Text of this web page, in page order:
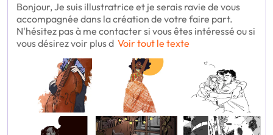
Bonjour, Je suis illustratrice et je serais ravie de vous
accompagnée dans la création de votre faire part.
N'hésitez pas à me contacter si vous êtes intéressé ou si
vous désirez voir plus d Voir tout le texte